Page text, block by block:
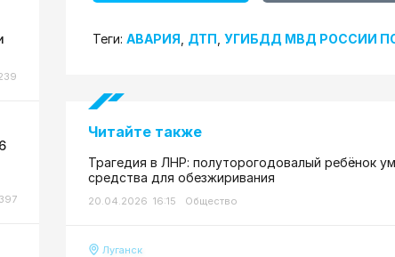
397
Теги: АВАРИЯ ДТП УГИБДД МВД РОССИИ
Читайте также
Трагедия в ЛНР: полуторогодовалый ребёнок
средства для обезжиривания
20.04.2026 16:15 Общество
Луганск